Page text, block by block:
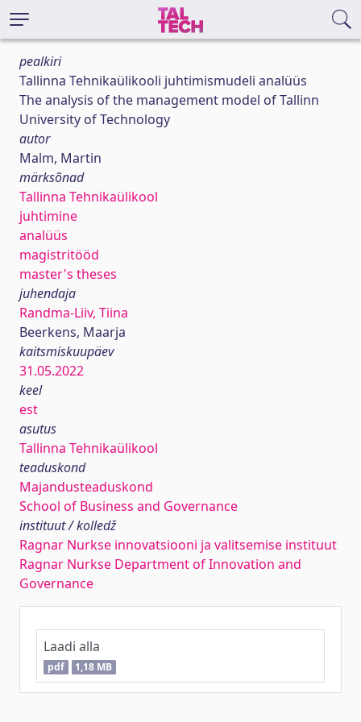
pealkiri
Tallinna Tehnikaülikooli juhtimismudeli analüüs
The analysis of the management model of Tallinn
University of Technology
autor
Malm, Martin
märksõnad
Tallinna Tehnikaülikool
juhtimine
analüüs
magistritööd
master's theses
juhendaja
Randma-Liiv, Tiina
Beerkens, Maarja
kaitsmiskuupäev
31.05.2022
keel
est
asutus
Tallinna Tehnikaülikool
teaduskond
Majandusteaduskond
School of Business and Governance
instituut / kolledž
Ragnar Nurkse innovatsiooni ja valitsemise instituut
Ragnar Nurkse Department of Innovation and
Governance
Laadi alla
pdf 1,18 MB